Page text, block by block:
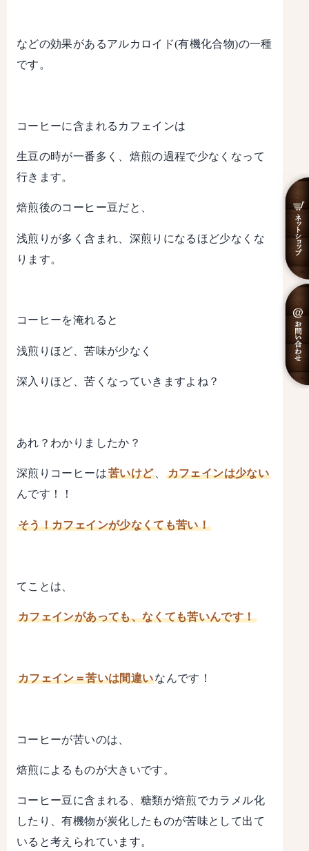
などの効果があるアルカロイド(有機化合物)の一種
です。
コーヒーに含まれるカフェインは
生豆の時が一番多く、焙煎の過程で少なくなって
行きます。
焙煎後のコーヒー豆だと、
浅煎りが多く含まれ、深煎りになるほど少なくな
ります。
コーヒーを淹れると
浅煎りほど、苦味が少なく
深入りほど、苦くなっていきますよね？
あれ？わかりましたか？
深煎りコーヒーは苦いけど 、
カフェインは少ない
んです！！
そう！カフェインが少なくても苦い！
てことは、
カフェインがあっても、なくても苦いんです！
カフェイン＝苦いは間違いなんです！
コーヒーが苦いのは、
焙煎によるものが大きいです。
コーヒー豆に含まれる、糖類が焙煎でカラメル化
したり、有機物が炭化したものが苦味として出て
いると考えられています。